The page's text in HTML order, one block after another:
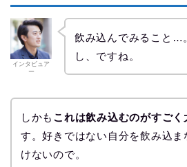
インタビュア
ー
飲み込んでみること…
し、ですね。
しかも これは飲み込むのがすごく
す。好きではない自分を飲み込ま
けないので。